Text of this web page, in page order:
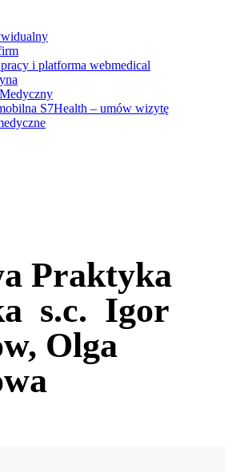
i platforma webmedical
S7Health – umów wizytę
Praktyka
s.c. Igor
Olga